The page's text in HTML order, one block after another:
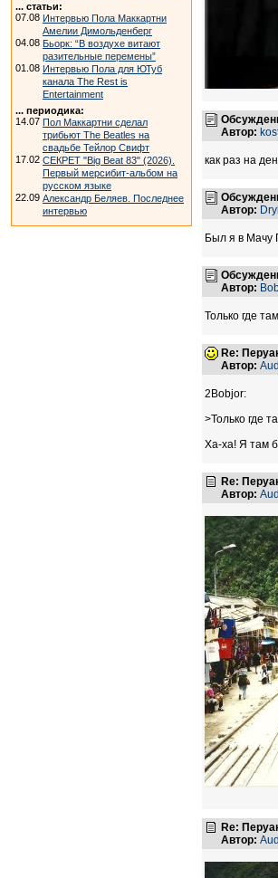
... статьи:
07.08 Интервью Пола Маккартни
Амелии Димольденберг
04.08 Бьорк: “В воздухе витают
разительные перемены”
01.08 Интервью Пола для ЮТуб
канала The Rest is
Entertainment
... периодика:
14.07 Пол Маккартни сделал
трибьют The Beatles на
свадьбе Тейлор Свифт
17.02 СЕКРЕТ "Big Beat 83" (2026).
Первый мерсибит-альбом на
русском языке
22.09 Александр Беляев. Последнее
интервью
Автор:
как раз на
Автор:
Был я в Мачу
Автор:
Только где
Re:
Автор:
2Bobjor:
>Только где
Ха-ха! Я там
Re:
Автор:
Re:
Автор: